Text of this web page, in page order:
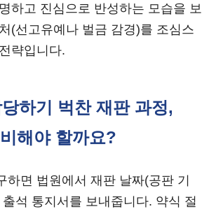
하고 진심으로 반성하는 모습을 보
(선고유예나 벌금 감경)를 조심스
략입니다.
하기 벅찬 재판 과정,
해야 할까요?
하면 법원에서 재판 날짜(공판 기
석 통지서를 보내줍니다. 약식 절